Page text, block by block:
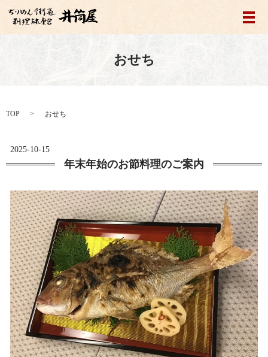
メ
おせち
TOP おせち
2025-10-15
年末年始のお節料理のご案内